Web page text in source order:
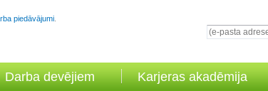
piedāvājumi
Darba devējiem Karjeras akadēmija